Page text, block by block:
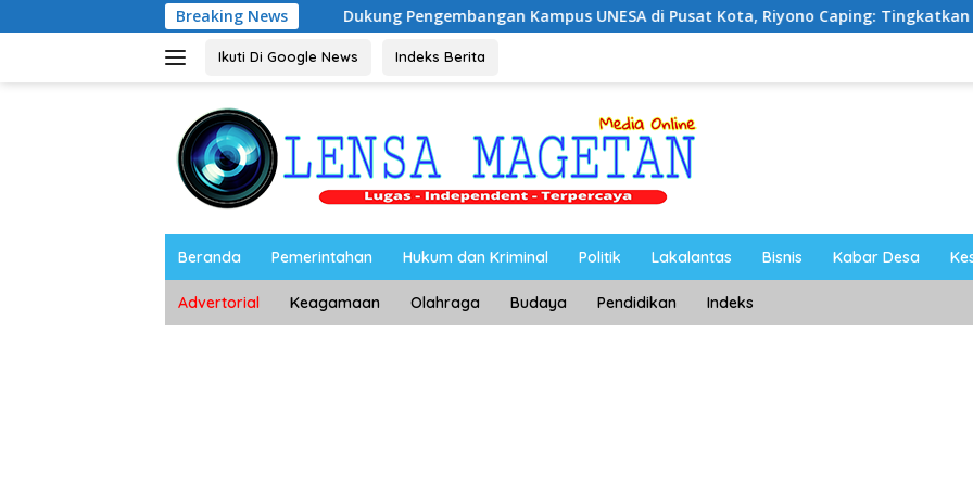
ke
Breaking News
Dukung Pengembangan Kampus UNESA di Pusat Kota, Riyono Caping: Tingkatkan SDM dan
Ikuti Di Google News Indeks Berita
Beranda Pemerintahan Hukum dan Kriminal Politik Lakalantas Bisnis Kabar Desa
Advertorial Keagamaan Olahraga Budaya Pendidikan Indeks